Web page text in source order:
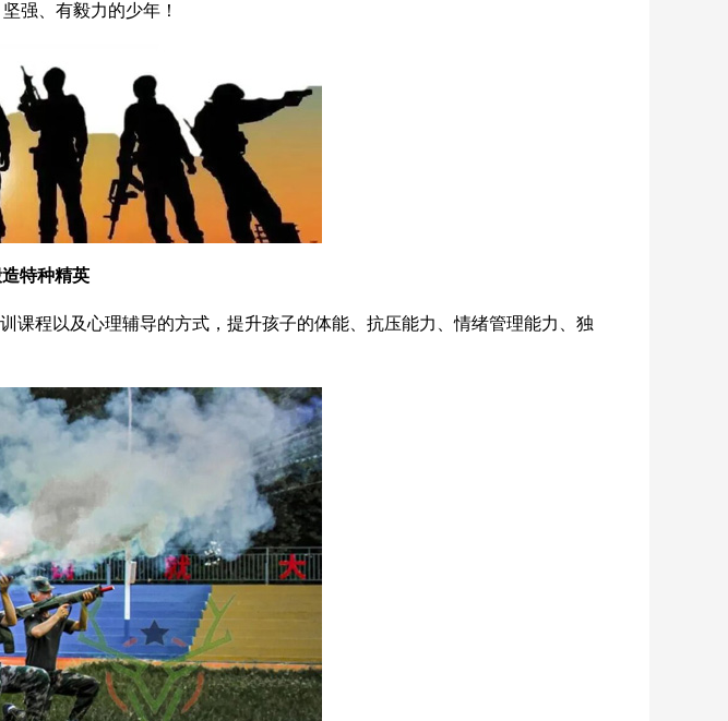
强、有毅力的少年！
造特种精英
课程以及心理辅导的方式，提升孩子的体能、抗压能力、情绪管理能力、独